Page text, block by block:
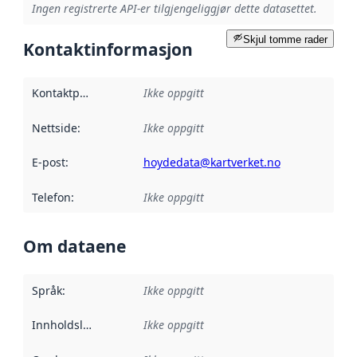
Ingen registrerte API-er tilgjengeliggjør dette datasettet.
Skjul tomme rader
Kontaktinformasjon
Kontaktpunkt Ikke oppgitt
Nettside: Ikke oppgitt
E-post: hoydedata@kartverket.no
Telefon: Ikke oppgitt
Om dataene
Språk: Ikke oppgitt
Innholdsleverandører :
Ikke oppgitt